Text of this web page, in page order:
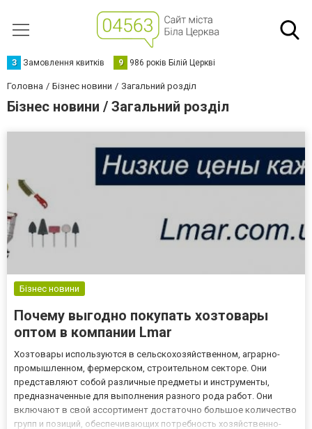
З Замовлення квитків 9 986 років Білій Церкві
Головна Бізнес новини Загальний розділ
Бізнес новини / Загальний розділ
Бізнес новини
Почему выгодно покупать хозтовары
оптом в компании Lmar
Хозтовары используются в сельскохозяйственном, аграрно-
промышленном, фермерском, строительном секторе. Они
представляют собой различные предметы и инструменты,
предназначенные для выполнения разного рода работ. Они
включают в свой ассортимент достаточно большое количество
групп и позиций, обеспечивающих потребность хозяйственно-